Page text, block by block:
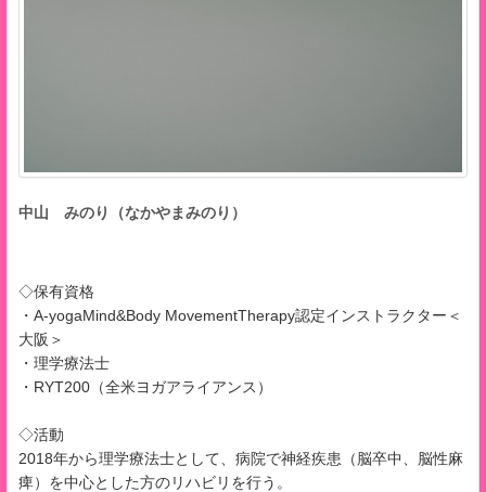
中山 みのり（なかやまみのり）
◇保有資格
・A-yogaMind&Body MovementTherapy認定インストラクター＜
大阪＞
・理学療法士
・RYT200（全米ヨガアライアンス）
◇活動
2018年から理学療法士として、病院で神経疾患（脳卒中、脳性麻
痺）を中心とした方のリハビリを行う。